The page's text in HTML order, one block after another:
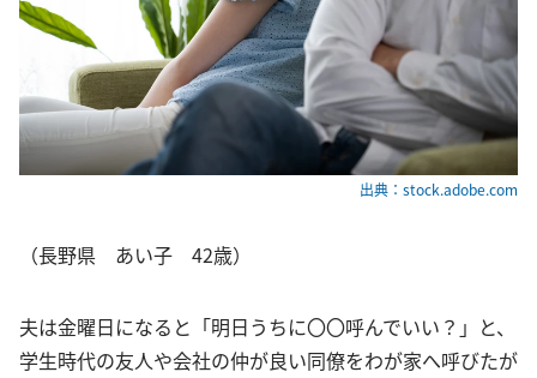
出典：stock.adobe.com
（長野県 あい子 42歳）
夫は金曜日になると「明日うちに〇〇呼んでいい？」と、
学生時代の友人や会社の仲が良い同僚をわが家へ呼びたが